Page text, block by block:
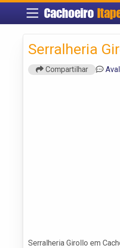
Cachoeiro
Serralheria
Compartilhar
Serralheria Girollo em